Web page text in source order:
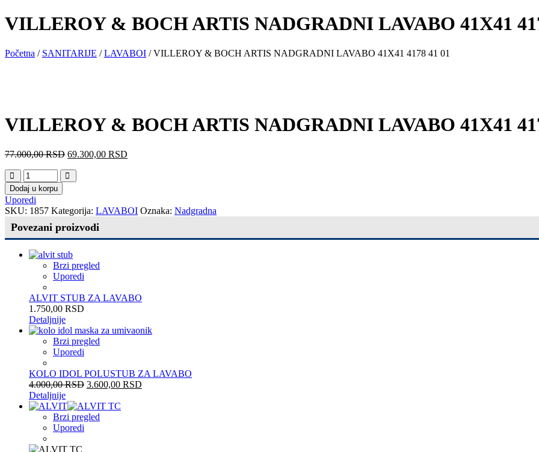
VILLEROY & BOCH ARTIS NADGRADNI LAVABO 41X41
Početna / SANITARIJE /LAVABOI / VILLEROY & BOCH ARTIS NADGRADNI LAVABO 41X41 4178 41 01
VILLEROY & BOCH ARTIS NADGRADNI LAVABO 41X41
77.000,00RSD 69.300,00 RSD
Dodaj u korpu
Uporedi
SKU: 1857 Kategorija: LAVABOI Oznaka: Nadgradna
Povezani proizvodi
Brzi pregled
Uporedi
ALVIT STUB ZA LAVABO
1.750,00 RSD
Detaljnije
Brzi pregled
Uporedi
KOLO IDOL POLUSTUB ZA LAVABO
4.000,00RSD 3.600,00 RSD
Detaljnije
Brzi pregled
Uporedi